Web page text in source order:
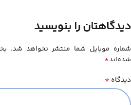
دیدگاهتان را بنویسید
شماره موبایل شما منتشر نخواهد شد.
شده‌اند*
دیدگاه *